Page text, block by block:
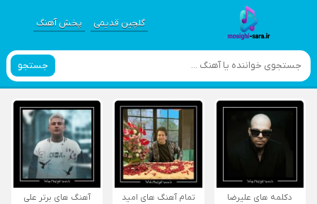
گلچین قدیمی پخش آهنگ
جستجو
دکلمه های علیرضا
تمام آهنگ های امید
آهنگ های برتر علی